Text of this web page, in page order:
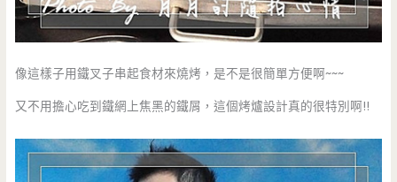
像這樣子用鐵叉子串起食材來燒烤，是不是很簡單方便啊~~~
又不用擔心吃到鐵網上焦黑的鐵屑，這個烤爐設計真的很特別啊!!